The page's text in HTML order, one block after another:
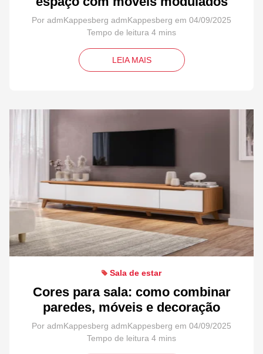
Por admKappesberg admKappesberg em 04/09/2025
LEIA MAIS
Sala de estar
Cores para sala: como combinar
paredes, móveis e decoração
Por admKappesberg admKappesberg em 04/09/2025